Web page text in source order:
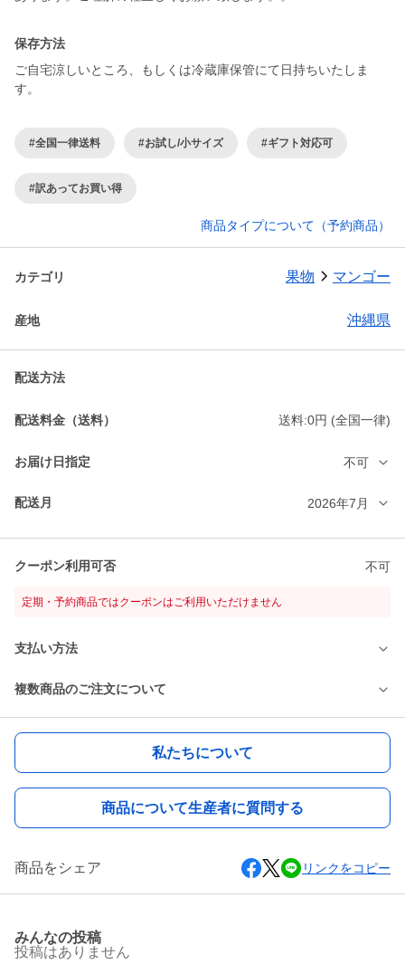
保存方法
ご自宅涼しいところ、もしくは冷蔵庫保管にて日持ちいたしま
す。
#全国一律送料 #お試し/小サイズ #ギフト対応可
#訳あってお買い得
商品タイプについて（予約商品）
カテゴリ 果物 マンゴー
産地 沖縄県
配送方法
配送料金（送料） 送料:0円 (全国一律)
お届け日指定 不可
配送月 2026年7月
クーポン利用可否 不可
定期・予約商品ではクーポンはご利用いただけません
支払い方法
複数商品のご注文について
私たちについて
商品について生産者に質問する
商品をシェア リンクをコピー
みんなの投稿
投稿はありません